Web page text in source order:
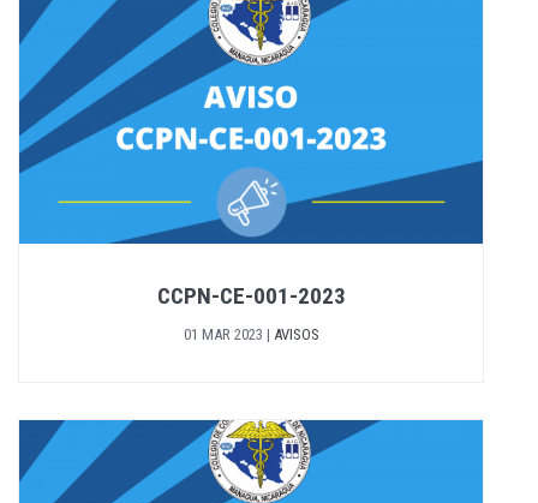
CCPN-CE-001-2023
01 MAR 2023 | AVISOS